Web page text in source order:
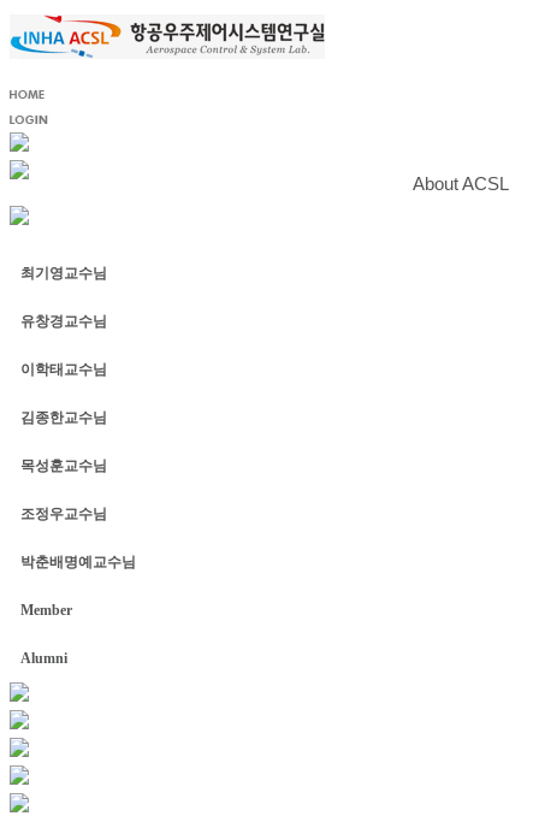
About ACSL
최기영교수님
유창경교수님
이학태교수님
김종한교수님
목성훈교수님
조정우교수님
박춘배명예교수님
Member
Alumni